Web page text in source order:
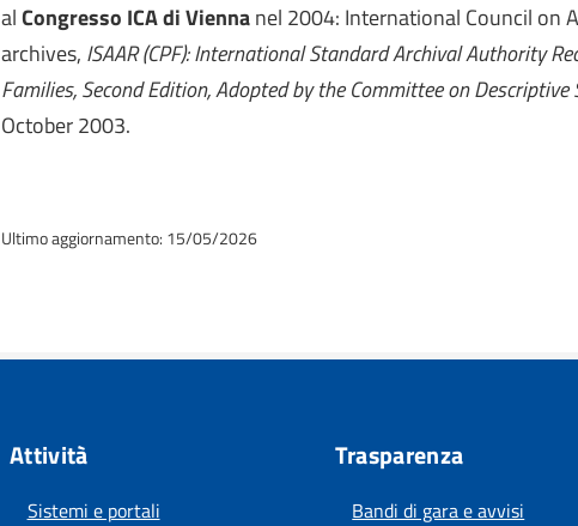
alCongresso ICA di Viennanel 2004: International Council on
archives, ISAAR (CPF): International Standard Archival Authority
Families, Second Edition, Adopted by the Committee on Descriptive
October 2003.
Ultimo aggiornamento: 15/05/2026
Attività
Sistemi e portali
Trasparenza
Bandi di gara e avvisi